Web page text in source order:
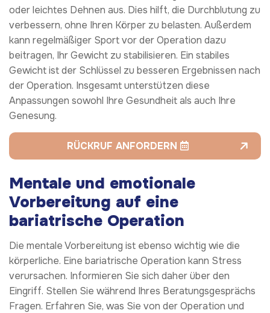
oder leichtes Dehnen aus. Dies hilft, die Durchblutung zu
verbessern, ohne Ihren Körper zu belasten. Außerdem
kann regelmäßiger Sport vor der Operation dazu
beitragen, Ihr Gewicht zu stabilisieren. Ein stabiles
Gewicht ist der Schlüssel zu besseren Ergebnissen nach
der Operation. Insgesamt unterstützen diese
Anpassungen sowohl Ihre Gesundheit als auch Ihre
Genesung.
RÜCKRUF ANFORDERN
Mentale und emotionale
Vorbereitung auf eine
bariatrische Operation
Die mentale Vorbereitung ist ebenso wichtig wie die
körperliche. Eine bariatrische Operation kann Stress
verursachen. Informieren Sie sich daher über den
Eingriff. Stellen Sie während Ihres Beratungsgesprächs
Fragen. Erfahren Sie, was Sie von der Operation und